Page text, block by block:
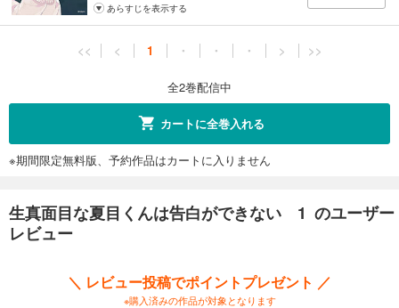
あらすじを表示する
<< < 1 ・ ・ ・ > >>
全2巻配信中
カートに全巻入れる
※期間限定無料版、予約作品はカートに入りません
生真面目な夏目くんは告白ができない 1 のユーザー
レビュー
＼ レビュー投稿でポイントプレゼント ／
※購入済みの作品が対象となります